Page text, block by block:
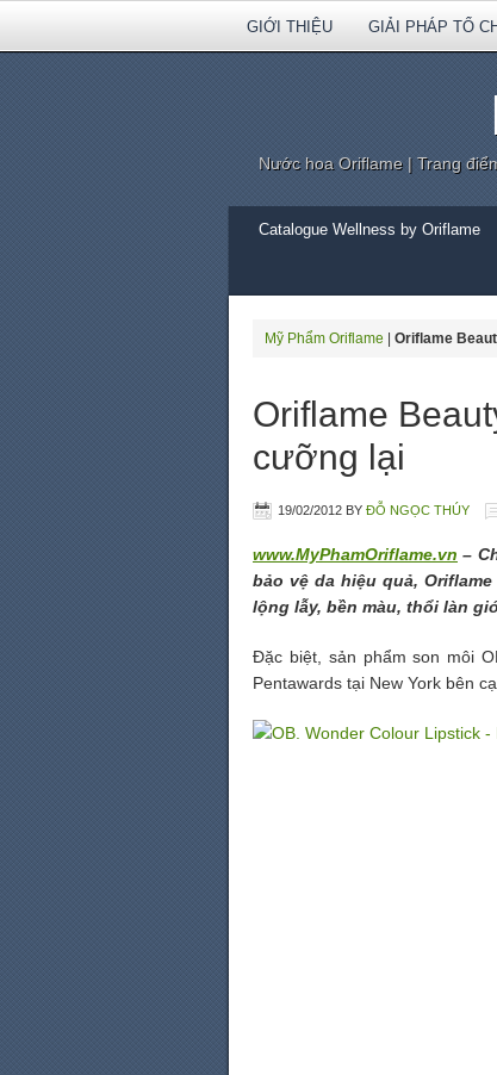
GIỚI THIỆU GIẢI PHÁP TỔ
Nước hoa Oriflame | Trang
Catalogue Wellness by Oriflame
Mỹ Phẩm Oriflame Oriflame
Oriflame
cưỡng lại
19/02/2012 BY ĐỖ NGỌC THÚY
www.MyPhamOriflame.vn –
bảo vệ da hiệu quả,
lộng lẫy, bền màu, thổi làn
Đặc biệt, sản phẩm son môi
Pentawards tại New York bên